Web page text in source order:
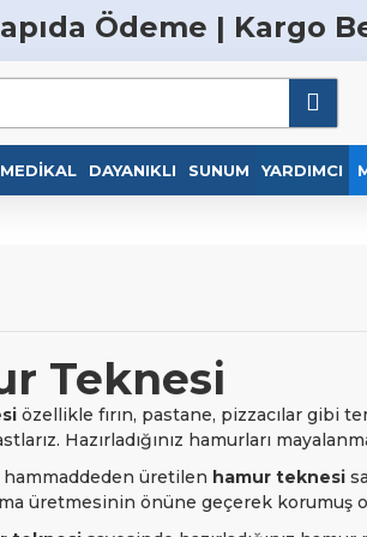
Ödeme | Kargo
MEDIKAL DAYANIKLI SUNUM YARDIMCI
Teknesi
özellikle fırın, pastane, pizzacılar gibi
Hazırladığınız hamurları
hammaddeden üretilen hamur teknesi
üretmesinin önüne geçerek korumuş